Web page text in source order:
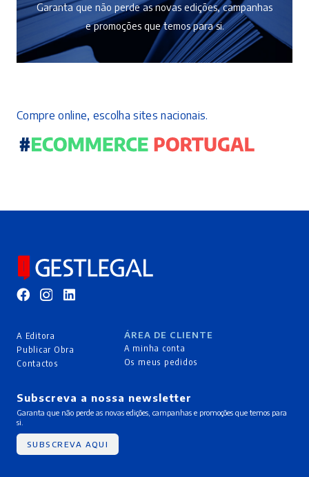
Garanta que não perde as novas edições, campanhas
e promoções que temos para si.
Compre online, escolha sites nacionais.
A Editora
Publicar Obra
Contactos
ÁREA DE CLIENTE
A minha conta
Os meus pedidos
Subscreva a nossa newsletter
Garanta que não perde as novas edições, campanhas e promoções que temos para
si.
SUBSCREVA AQUI